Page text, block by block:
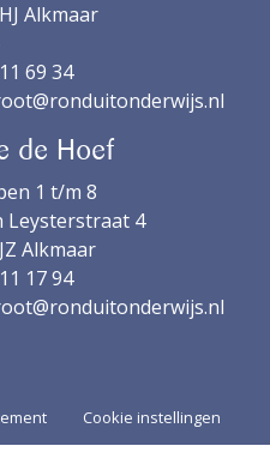
Alkmaar
69 34
de Hoef
1 t/m 8
Leysterstraat 4
Alkmaar
17 94
Cookie instellingen